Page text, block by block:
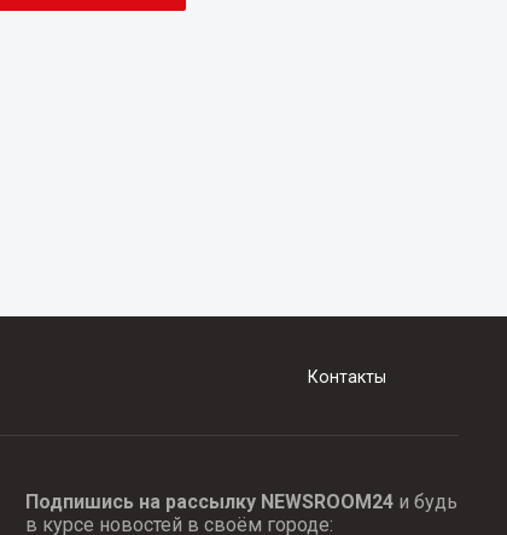
Контакты
Подпишись на рассылку NEWSROOM24и будь
в курсе новостей в своём городе: